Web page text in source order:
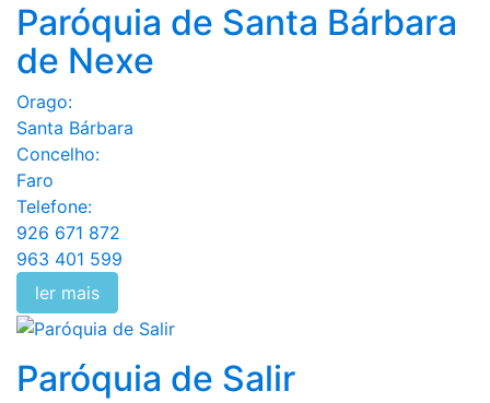
Paróquia de Santa Bárbara
de Nexe
Orago:
Santa Bárbara
Concelho:
Faro
Telefone:
926 671 872
963 401 599
ler mais
Paróquia de Salir